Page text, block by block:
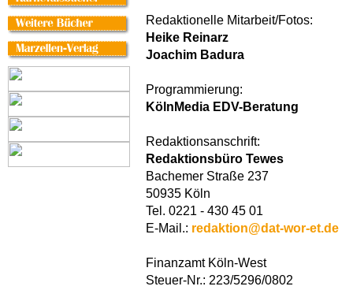
Redaktionelle Mitarbeit/Fotos:
Heike Reinarz
Joachim Badura
Programmierung:
KölnMedia EDV-Beratung
Redaktionsanschrift:
Redaktionsbüro Tewes
Bachemer Straße 237
50935 Köln
Tel. 0221 - 430 45 01
E-Mail.: redaktion@dat-wor-et.de
Finanzamt Köln-West
Steuer-Nr.: 223/5296/0802